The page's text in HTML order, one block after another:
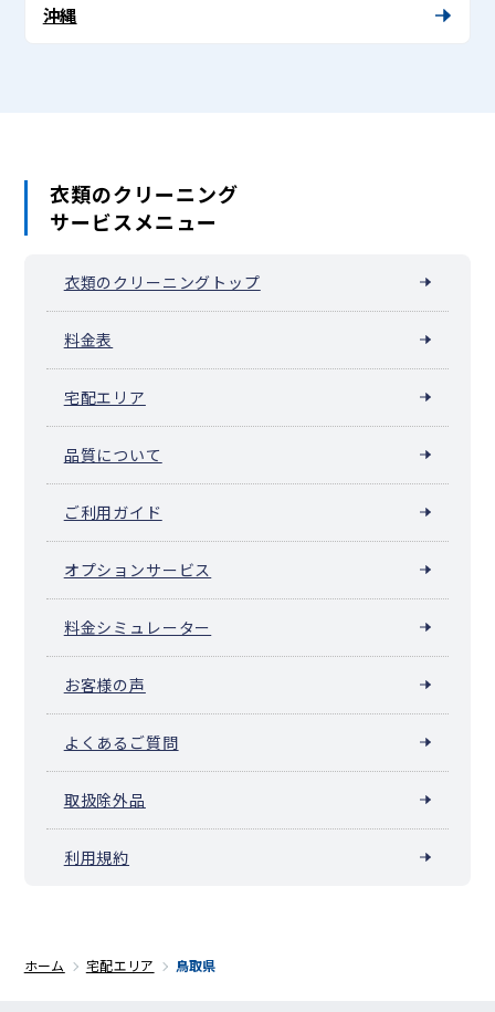
沖縄
衣類のクリーニング
サービスメニュー
衣類のクリーニングトップ
料金表
宅配エリア
品質について
ご利用ガイド
オプションサービス
料金シミュレーター
お客様の声
よくあるご質問
取扱除外品
利用規約
ホーム 宅配エリア 鳥取県